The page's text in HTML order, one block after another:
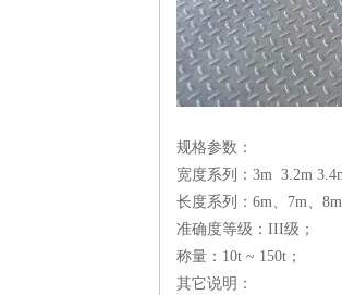
规格参数：
宽度系列：3m 3.2m
长度系列：6m、7m、
准确度等级：III级；
称量：10t ~ 150t；
其它说明：